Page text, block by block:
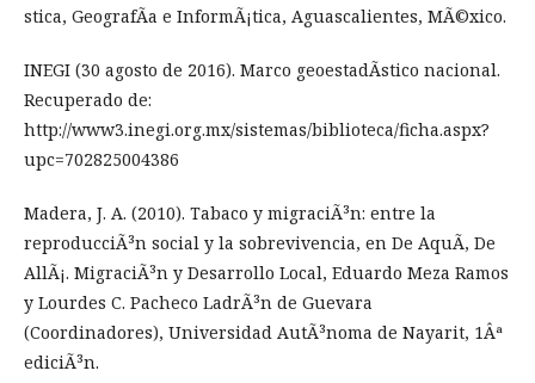
stica, GeografÃ­a e InformÃ¡tica, Aguascalientes, MÃ©xico.
INEGI (30 agosto de 2016). Marco geoestadÃ­stico nacional.
Recuperado de:
http://www3.inegi.org.mx/sistemas/biblioteca/ficha.aspx?
upc=702825004386
Madera, J. A. (2010). Tabaco y migraciÃ³n: entre la
reproducciÃ³n social y la sobrevivencia, en De AquÃ­, De
AllÃ¡. MigraciÃ³n y Desarrollo Local, Eduardo Meza Ramos
y Lourdes C. Pacheco LadrÃ³n de Guevara
(Coordinadores), Universidad AutÃ³noma de Nayarit, 1Âª
ediciÃ³n.